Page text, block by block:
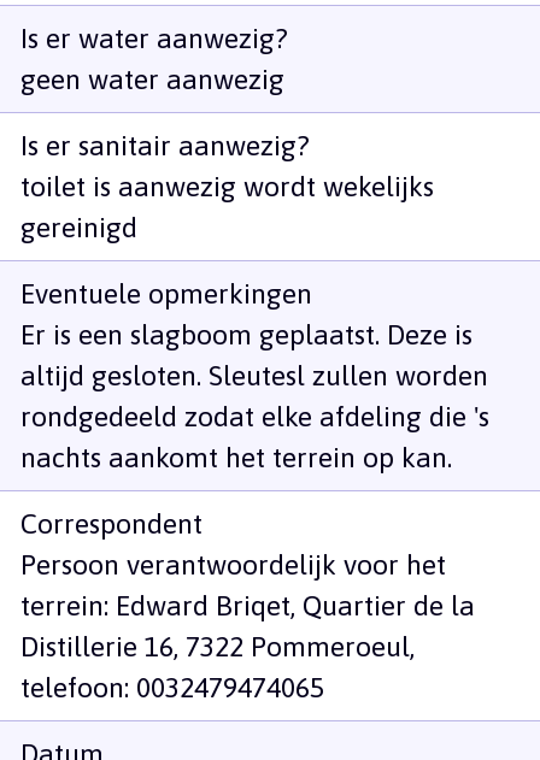
Is er water aanwezig?
geen water aanwezig
Is er sanitair aanwezig?
toilet is aanwezig wordt wekelijks
gereinigd
Eventuele opmerkingen
Er is een slagboom geplaatst. Deze is
altijd gesloten. Sleutesl zullen worden
rondgedeeld zodat elke afdeling die 's
nachts aankomt het terrein op kan.
Correspondent
Persoon verantwoordelijk voor het
terrein: Edward Briqet, Quartier de la
Distillerie 16, 7322 Pommeroeul,
telefoon: 0032479474065